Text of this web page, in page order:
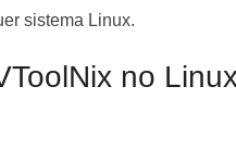
sistema Linux.
no